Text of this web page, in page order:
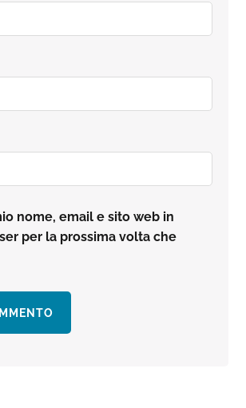
nome, email e sito web in
per la prossima volta che